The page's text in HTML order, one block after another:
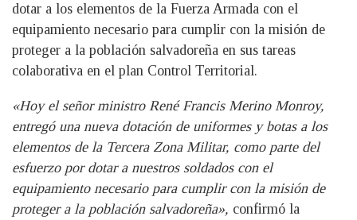
dotar a los elementos de la Fuerza Armada con el
equipamiento necesario para cumplir con la misión de
proteger a la población salvadoreña en sus tareas
colaborativa en el plan Control Territorial.
«Hoy el señor ministro René Francis Merino Monroy,
entregó una nueva dotación de uniformes y botas a los
elementos de la Tercera Zona Militar, como parte del
esfuerzo por dotar a nuestros soldados con el
equipamiento necesario para cumplir con la misión de
proteger a la población salvadoreña», confirmó la